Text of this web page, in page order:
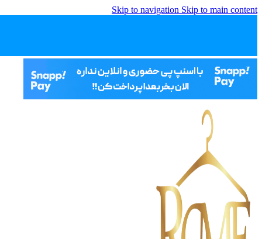
Skip to navigation Skip to main content